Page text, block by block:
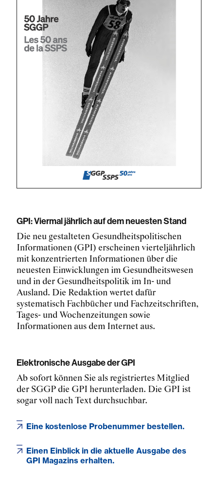
GPI: Viermal jährlich auf dem neuesten Stand
Die neu gestalteten Gesundheitspolitischen
Informationen (GPI) erscheinen vierteljährlich
mit konzentrierten Informationen über die
neuesten Einwicklungen im Gesundheitswesen
und in der Gesundheitspolitik im In- und
Ausland. Die Redaktion wertet dafür
systematisch Fachbücher und Fachzeitschriften,
Tages- und Wochenzeitungen sowie
Informationen aus dem Internet aus.
Elektronische Ausgabe der GPI
Ab sofort können Sie als registriertes Mitglied
der SGGP die GPI herunterladen. Die GPI ist
sogar voll nach Text durchsuchbar.
Eine kostenlose Probenummer bestellen.
Einen Einblick in die aktuelle Ausgabe des
GPI Magazins erhalten.